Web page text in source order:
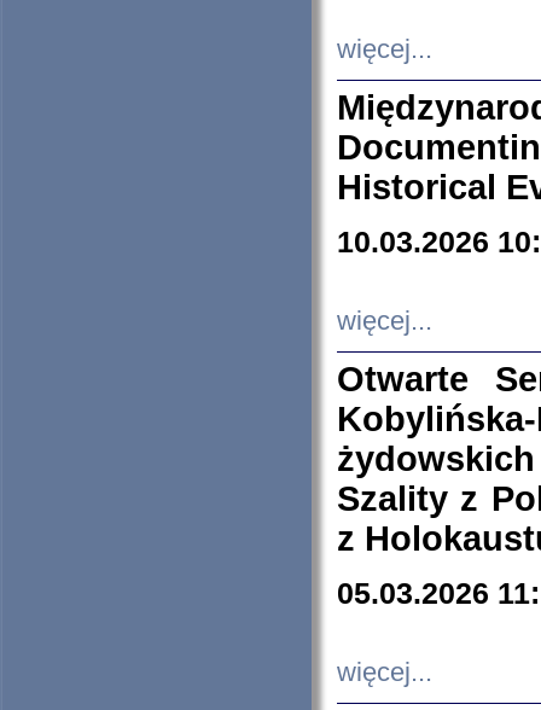
więcej...
Historical
10.03.2026
więcej...
Otwarte
Szality z
z
05.03.2026
więcej...